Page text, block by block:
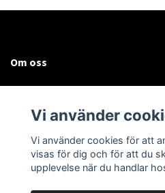
Om oss
Sociala medier
Vi använder
Vi använder cookies för att
visas för dig och för att du
upplevelse när du handlar